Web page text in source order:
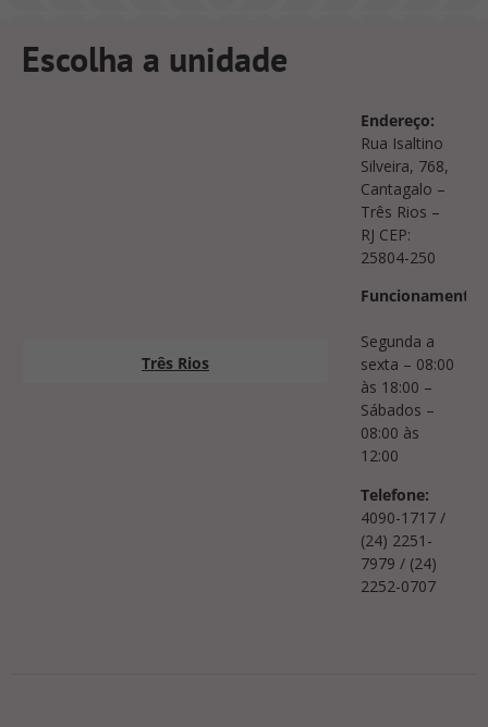
Escolha a unidade
Três Rios
Endereço:
Rua Isaltino
Silveira, 768,
Cantagalo –
Três Rios –
RJ CEP:
25804-250
Funcionamento:
Segunda a
sexta – 08:00
às 18:00 –
Sábados –
08:00 às
12:00
Telefone:
4090-1717 /
(24) 2251-
7979 / (24)
2252-0707